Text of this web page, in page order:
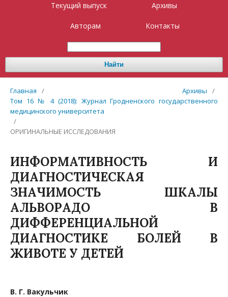
Текущий выпуск Архивы
Авторам Контакты
Найти
Главная / Архивы
/
Том 16 № 4 (2018): Журнал Гродненского государственного
медицинского университета
/
ОРИГИНАЛЬНЫЕ ИССЛЕДОВАНИЯ
ИНФОРМАТИВНОСТЬ И
ДИАГНОСТИЧЕСКАЯ
ЗНАЧИМОСТЬ ШКАЛЫ
АЛЬВОРАДО В
ДИФФЕРЕНЦИАЛЬНОЙ
ДИАГНОСТИКЕ БОЛЕЙ В
ЖИВОТЕ У ДЕТЕЙ
В. Г. Вакульчик